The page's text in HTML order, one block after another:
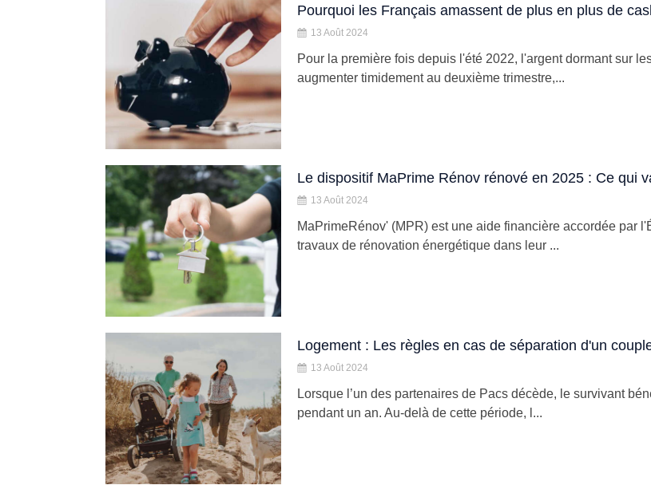
Pourquoi les Français amassent de plus en plus de
13 Août 2024
Pour la première fois depuis l'été 2022, l'argent dormant sur
augmenter timidement au deuxième trimestre,...
Le dispositif MaPrime Rénov rénové en 2025 : Ce qui
13 Août 2024
MaPrimeRénov' (MPR) est une aide financière accordée par
travaux de rénovation énergétique dans leur ...
Logement : Les règles en cas de séparation d'un
13 Août 2024
Lorsque l’un des partenaires de Pacs décède, le survivant
pendant un an. Au-delà de cette période, l...